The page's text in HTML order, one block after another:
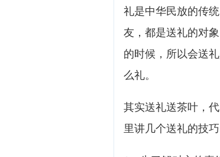
礼是中华民放的传
友，都是送礼的对
的时候，所以会送
么礼。
其实送礼送茶叶，
里讲几个送礼的技巧